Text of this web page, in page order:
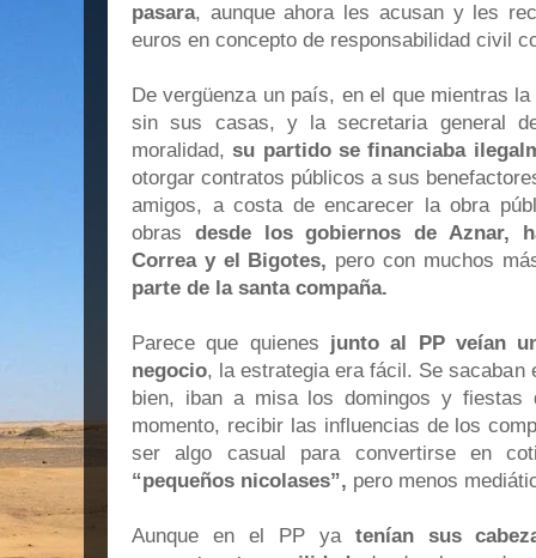
pasara, aunque ahora les acusan y les
euros en concepto de responsabilidad civil
De vergüenza un país, en el que mientras
sin sus casas, y la secretaria general
moralidad,su partido se financiaba
otorgar contratos públicos a sus
amigos, a costa de encarecer la obra
obras desde los gobiernos de Aznar,
Correa y el Bigotes, pero con muchos
parte de la santa compaña.
Parece que quienes junto al PP veían
negocio, la estrategia era fácil. Se
bien, iban a misa los domingos y
momento, recibir las influencias de los
ser algo casual para convertirse en
“pequeños nicolases”, pero menos
Aunque en el PP ya tenían sus